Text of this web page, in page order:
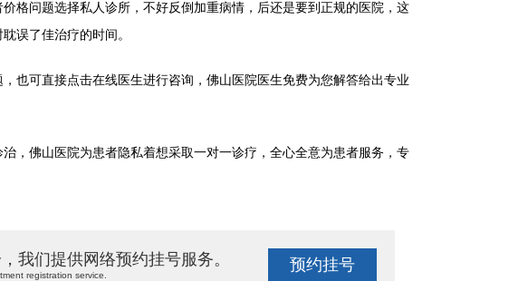
格问题选择私人诊所，不好反倒加重病情，后还是要到正规的医院，这
误了佳治疗的时间。
可直接点击在线医生进行咨询，佛山医院医生免费为您解答给出专业
佛山医院为患者隐私着想采取一对一诊疗，全心全意为患者服务，专
我们提供网络预约挂号服务。
registration service.
预约挂号